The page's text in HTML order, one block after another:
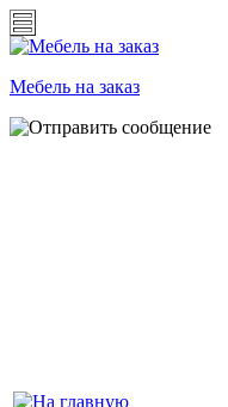
Мебель на заказ